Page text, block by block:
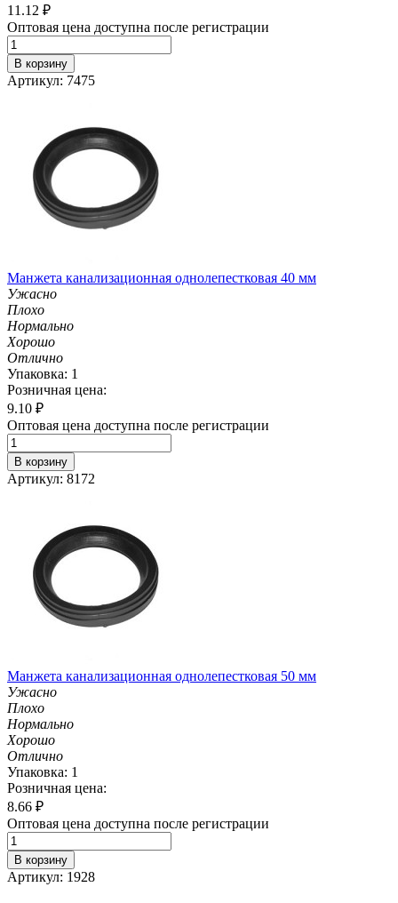
11.12 ₽
Оптовая цена доступна после регистрации
В корзину
Артикул: 7475
Манжета канализационная однолепестковая 40 мм
Ужасно
Плохо
Нормально
Хорошо
Отлично
Упаковка: 1
Розничная цена:
9.10 ₽
Оптовая цена доступна после регистрации
В корзину
Артикул: 8172
Манжета канализационная однолепестковая 50 мм
Ужасно
Плохо
Нормально
Хорошо
Отлично
Упаковка: 1
Розничная цена:
8.66 ₽
Оптовая цена доступна после регистрации
В корзину
Артикул: 1928